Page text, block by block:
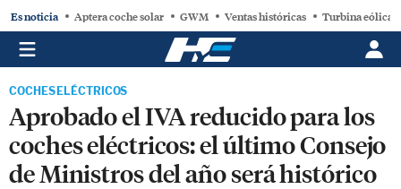
Es noticia Aptera coche solar GWM Ventas históricas Turbina eólica
COCHES ELÉCTRICOS
Aprobado el IVA reducido para los
coches eléctricos: el último Consejo
de Ministros del año será histórico